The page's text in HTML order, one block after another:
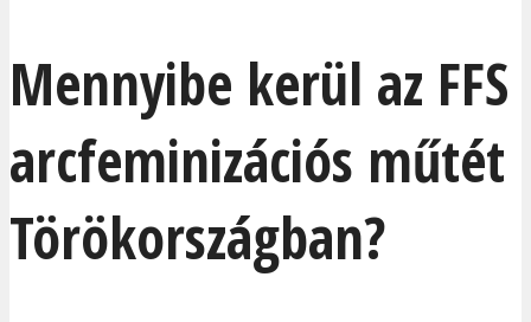
Mennyibe kerül az FFS
arcfeminizációs műtét
Törökországban?